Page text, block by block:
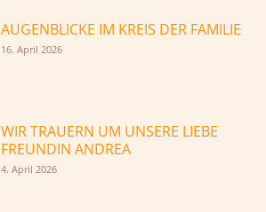
AUGENBLICKE IM KREIS DER FAMILIE
16. April 2026
WIR TRAUERN UM UNSERE LIEBE
FREUNDIN ANDREA
4. April 2026